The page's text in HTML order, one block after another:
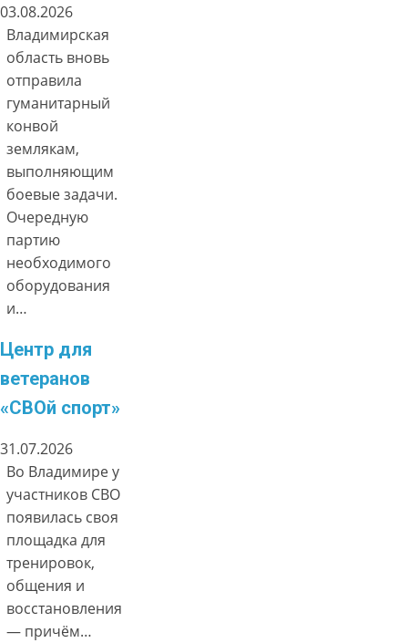
03.08.2026
Владимирская
область вновь
отправила
гуманитарный
конвой
землякам,
выполняющим
боевые задачи.
Очередную
партию
необходимого
оборудования
и…
Центр для
ветеранов
«СВОй спорт»
31.07.2026
Во Владимире у
участников СВО
появилась своя
площадка для
тренировок,
общения и
восстановления
— причём…